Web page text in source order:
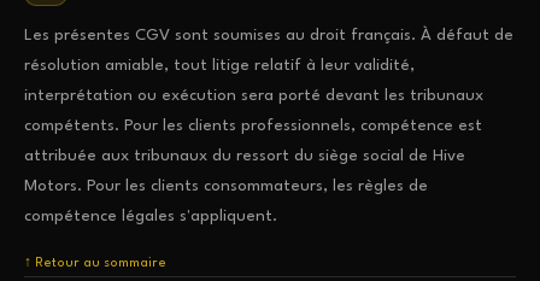
Les présentes CGV sont soumises au droit français. À défaut de
résolution amiable, tout litige relatif à leur validité,
interprétation ou exécution sera porté devant les tribunaux
compétents. Pour les clients professionnels, compétence est
attribuée aux tribunaux du ressort du siège social de Hive
Motors. Pour les clients consommateurs, les règles de
compétence légales s'appliquent.
↑ Retour au sommaire